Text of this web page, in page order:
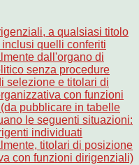
a qualsiasi titolo
quelli conferiti
dall'organo di
senza procedure
selezione e titolari di
con funzioni
pubblicare in tabelle
le seguenti situazioni:
individuati
titolari di posizione
con funzioni dirigenziali)